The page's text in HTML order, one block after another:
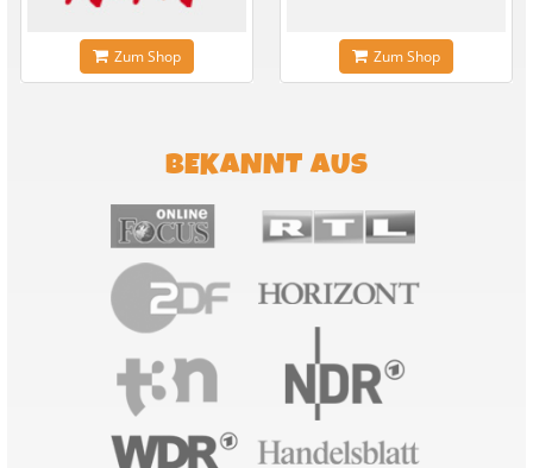
Zum Shop Zum Shop
BEKANNT AUS